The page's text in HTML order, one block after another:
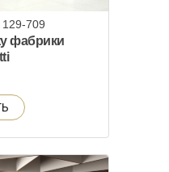
709
фабрики